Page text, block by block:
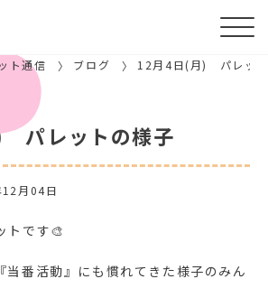
ト通信 ブログ 12月4日(月) パレッ
パレットの様子
月04日
トです🎨
当番活動』にも慣れてきた様子のみん